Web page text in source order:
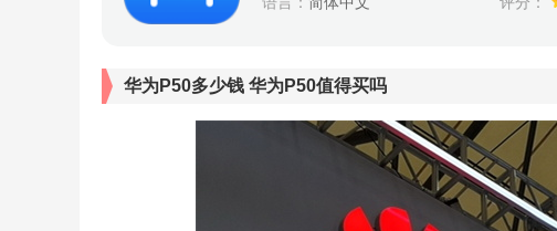
华为P50多少钱 华为P50值得买吗